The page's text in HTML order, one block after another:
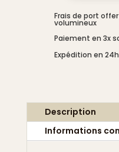
Frais de port
volumineux
Paiement en 3x
Expédition en
Description
Informations